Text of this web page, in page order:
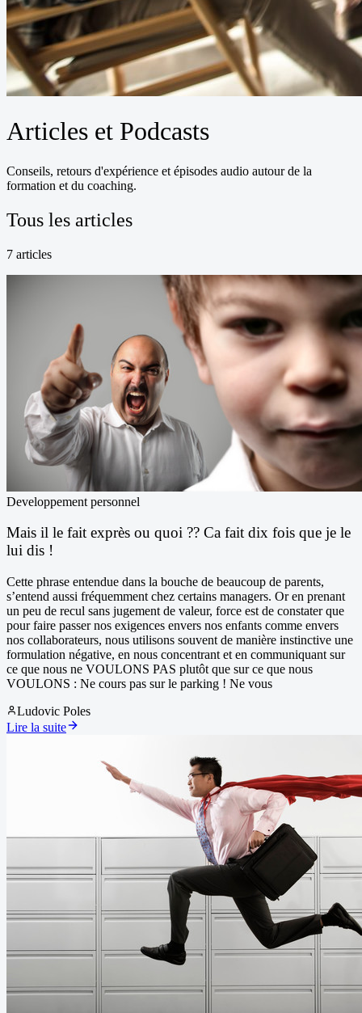
Articles et Podcasts
Conseils, retours d'expérience et épisodes audio autour de la
formation et du coaching.
Tous les articles
7 articles
Developpement personnel
Mais il le fait exprès ou quoi ?? Ca fait dix fois que je le
lui dis !
Cette phrase entendue dans la bouche de beaucoup de parents,
s’entend aussi fréquemment chez certains managers. Or en prenant
un peu de recul sans jugement de valeur, force est de constater que
pour faire passer nos exigences envers nos enfants comme envers
nos collaborateurs, nous utilisons souvent de manière instinctive une
formulation négative, en nous concentrant et en communiquant sur
ce que nous ne VOULONS PAS plutôt que sur ce que nous
VOULONS : Ne cours pas sur le parking ! Ne vous
Ludovic Poles
Lire la suite